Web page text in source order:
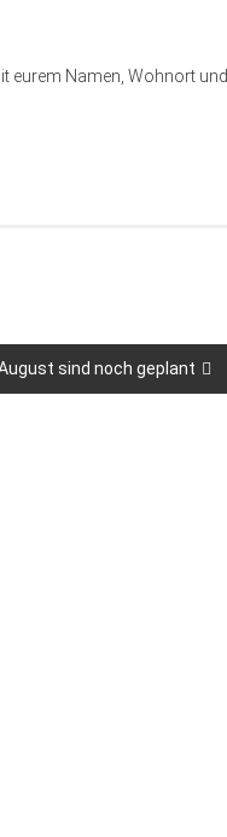
eurem Namen, Wohnort und
sind noch geplant